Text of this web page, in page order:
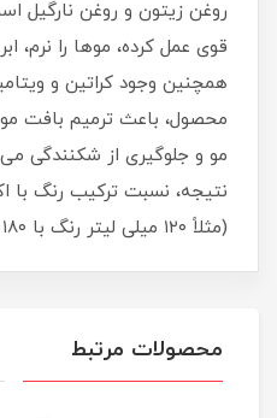
روغن زیتون و روغن نارگیل
قوی عمل کرده، موها را نرم،
محصول، باعث ترمیم بافت
مو و جلوگیری از شکنندگی
(مثلاً ۱۲۰ میلی لیتر رنگ با ۱۸۰ میلی لیتر اکسیدان).
محصولات مرتبط